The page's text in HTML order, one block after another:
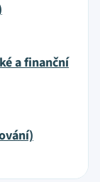
a finanční